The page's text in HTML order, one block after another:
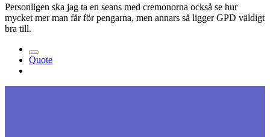
Personligen ska jag ta en seans med cremonorna också se hur
mycket mer man får för pengarna, men annars så ligger GPD väldigt
bra till.
Quote